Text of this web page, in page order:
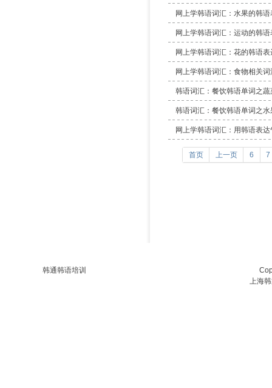
网上学韩语词汇：水果的韩语
网上学韩语词汇：运动的韩语
网上学韩语词汇：花的韩语表
网上学韩语词汇：食物相关词
韩语词汇：餐饮韩语单词之蔬
韩语词汇：餐饮韩语单词之水
网上学韩语词汇：用韩语表达
首页 上一页 6 7
韩通韩语培训
上海